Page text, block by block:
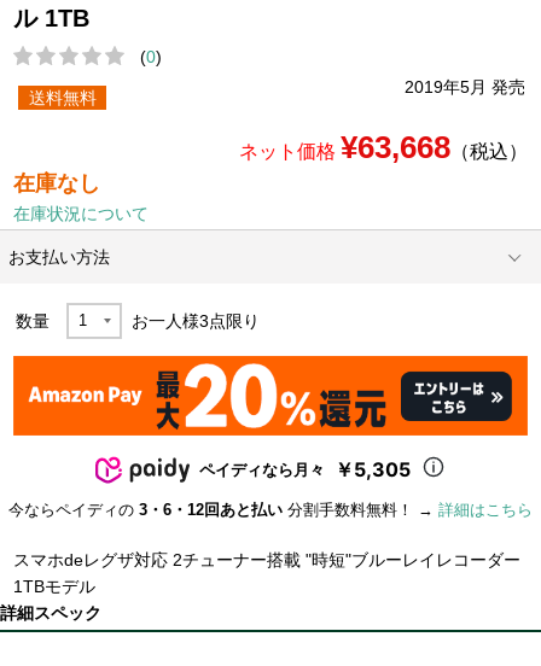
ル 1TB
(0)
2019年5月 発売
送料無料
ネット価格 ¥63,668（税込）
在庫なし
在庫状況について
お支払い方法
数量 お一人様3点限り
ペイディなら月々 ￥5,305
今ならペイディの 3・6・12回あと払い 分割手数料無料！ → 詳細はこちら
スマホdeレグザ対応 2チューナー搭載 "時短"ブルーレイレコーダー
1TBモデル
詳細スペック